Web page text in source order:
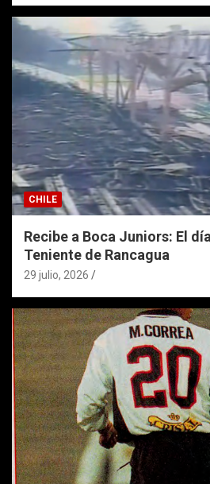
CHILE
Recibe a Boca Juniors: El
Teniente de Rancagua
29 julio, 2026